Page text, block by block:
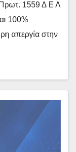
1559 Δ Ε Λ
100%
απεργία στην